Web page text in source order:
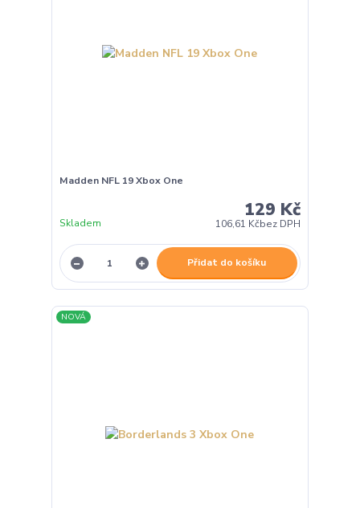
Madden NFL 19 Xbox One
129 Kč
106,61 Kčbez DPH
Skladem
Přidat do košíku
NOVÁ